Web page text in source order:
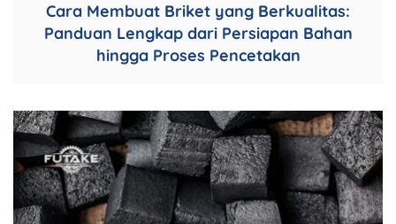
Cara Membuat Briket yang Berkualitas:
Panduan Lengkap dari Persiapan Bahan
hingga Proses Pencetakan